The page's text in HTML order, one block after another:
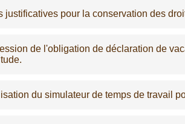
justificatives pour la conservation des
de l'obligation de déclaration de
du simulateur de temps de travail